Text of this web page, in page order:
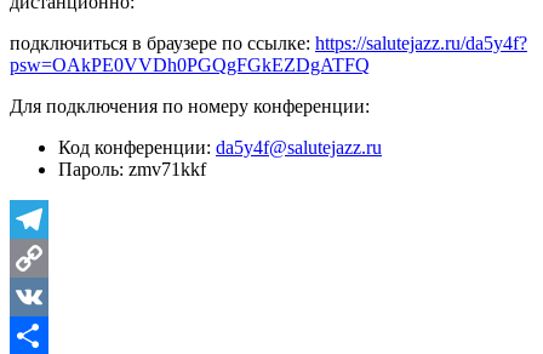
подключиться в браузере по ссылке: https://salutejazz.ru/da5y4f?
psw=OAkPE0VVDh0PGQgFGkEZDgATFQ
Для подключения по номеру конференции:
Код конференции: da5y4f@salutejazz.ru
Пароль: zmv71kkf
Telegram
Copy
Link
VK